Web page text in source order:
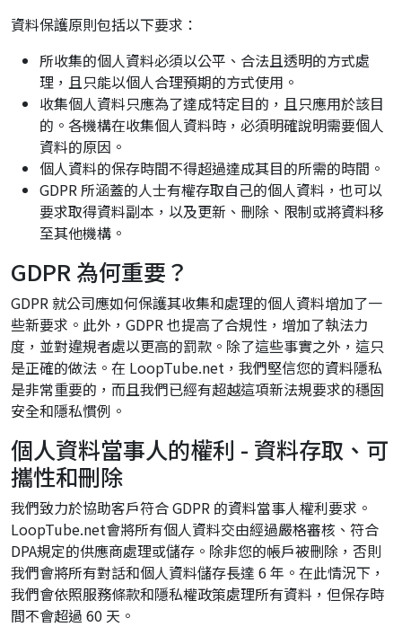
資料保護原則包括以下要求：
所收集的個人資料必須以公平、合法且透明的方式處
理，且只能以個人合理預期的方式使用。
收集個人資料只應為了達成特定目的，且只應用於該目
的。各機構在收集個人資料時，必須明確說明需要個人
資料的原因。
個人資料的保存時間不得超過達成其目的所需的時間。
GDPR 所涵蓋的人士有權存取自己的個人資料，也可以
要求取得資料副本，以及更新、刪除、限制或將資料移
至其他機構。
GDPR 為何重要？
GDPR 就公司應如何保護其收集和處理的個人資料增加了一
些新要求。此外，GDPR 也提高了合規性，增加了執法力
度，並對違規者處以更高的罰款。除了這些事實之外，這只
是正確的做法。在 LoopTube.net，我們堅信您的資料隱私
是非常重要的，而且我們已經有超越這項新法規要求的穩固
安全和隱私慣例。
個人資料當事人的權利 - 資料存取、可
攜性和刪除
我們致力於協助客戶符合 GDPR 的資料當事人權利要求。
LoopTube.net會將所有個人資料交由經過嚴格審核、符合
DPA規定的供應商處理或儲存。除非您的帳戶被刪除，否則
我們會將所有對話和個人資料儲存長達 6 年。在此情況下，
我們會依照服務條款和隱私權政策處理所有資料，但保存時
間不會超過 60 天。